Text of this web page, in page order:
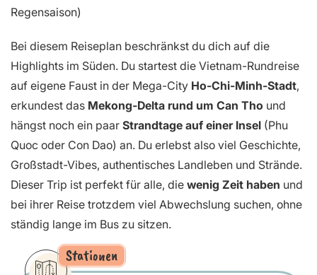
Regensaison)
Bei diesem Reiseplan beschränkst du dich auf die
Highlights im Süden. Du startest die Vietnam-Rundreise
auf eigene Faust in der Mega-City Ho-Chi-Minh-Stadt,
erkundest das Mekong-Delta rund um Can Tho und
hängst noch ein paar Strandtage auf einer Insel (Phu
Quoc oder Con Dao) an. Du erlebst also viel Geschichte,
Großstadt-Vibes, authentisches Landleben und Strände.
Dieser Trip ist perfekt für alle, die wenig Zeit haben und
bei ihrer Reise trotzdem viel Abwechslung suchen, ohne
ständig lange im Bus zu sitzen.
Stationen